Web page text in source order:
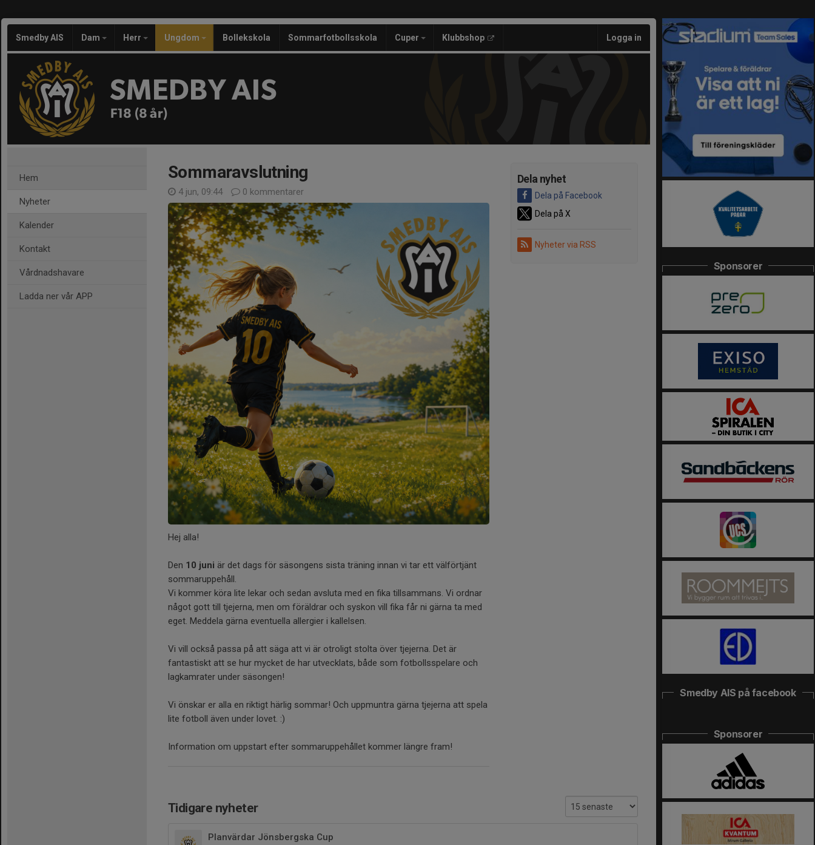
Smedby AIS Dam Herr Ungdom Bollekskola Sommarfotbollsskola Cuper Klubbshop Logga in
SMEDBY AIS
F18 (8 år)
Hem
Nyheter
Kalender
Kontakt
Vårdnadshavare
Ladda ner vår APP
Dela nyhet
Dela på Facebook
Dela på X
Nyheter via RSS
Sommaravslutning
4 jun, 09:44 0 kommentarer
Hej alla!
Den 10 juni är det dags för säsongens sista träning innan vi tar ett välförtjänt
sommaruppehåll.
Vi kommer köra lite lekar och sedan avsluta med en fika tillsammans. Vi ordnar
något gott till tjejerna, men om föräldrar och syskon vill fika får ni gärna ta med
eget. Meddela gärna eventuella allergier i kallelsen.
Vi vill också passa på att säga att vi är otroligt stolta över tjejerna. Det är
fantastiskt att se hur mycket de har utvecklats, både som fotbollsspelare och
lagkamrater under säsongen!
Vi önskar er alla en riktigt härlig sommar! Och uppmuntra gärna tjejerna att spela
lite fotboll även under lovet. :)
Information om uppstart efter sommaruppehållet kommer längre fram!
Tidigare nyheter
Planvärdar Jönsbergska Cup
Sponsorer
Smedby AIS på facebook
Sponsorer